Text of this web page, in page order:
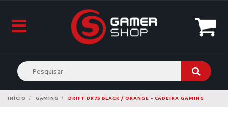
INÍCIO GAMING DRIFT DR75 BLACK / ORANGE - CADEIRA GAMING